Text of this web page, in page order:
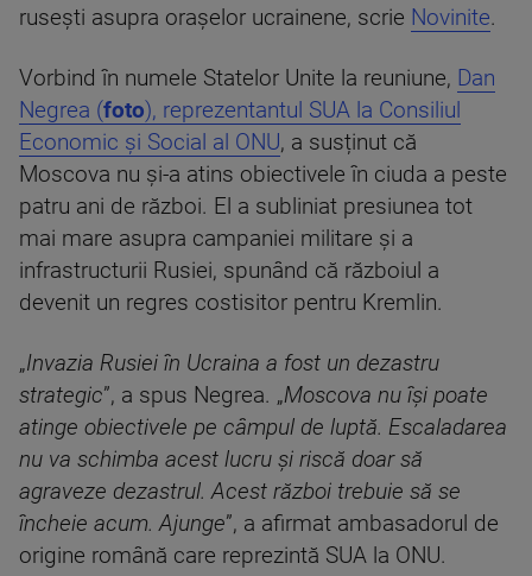
rusești asupra orașelor ucrainene, scrie Novinite.
Vorbind în numele Statelor Unite la reuniune, Dan
Negrea (foto), reprezentantul SUA la Consiliul
Economic și Social al ONU, a susținut că
Moscova nu și-a atins obiectivele în ciuda a peste
patru ani de război. El a subliniat presiunea tot
mai mare asupra campaniei militare și a
infrastructurii Rusiei, spunând că războiul a
devenit un regres costisitor pentru Kremlin.
„Invazia Rusiei în Ucraina a fost un dezastru
strategic”, a spus Negrea. „Moscova nu își poate
atinge obiectivele pe câmpul de luptă. Escaladarea
nu va schimba acest lucru și riscă doar să
agraveze dezastrul. Acest război trebuie să se
încheie acum. Ajunge”, a afirmat ambasadorul de
origine română care reprezintă SUA la ONU.